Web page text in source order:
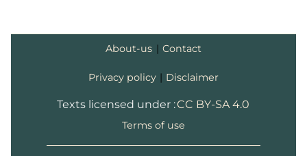
About-us Contact
Privacy policy | Disclaimer
Texts licensed under :CC BY-SA 4.0
Terms of use